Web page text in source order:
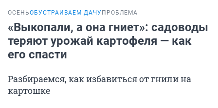
ОСЕНЬОБУСТРАИВАЕМ ДАЧУ ПРОБЛЕМА
«Выкопали, а она гниет»: садоводы
теряют урожай картофеля — как
его спасти
Разбираемся, как избавиться от гнили на
картошке